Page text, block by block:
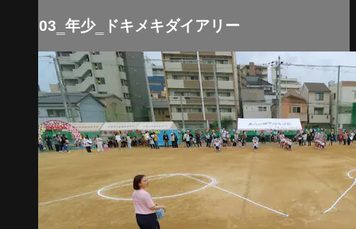
03‗年少‗ドキメキダイアリー